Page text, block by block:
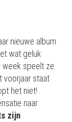
nieuwe album
wat geluk
week speelt ze
voorjaar staat
het niet!
naar
zijn